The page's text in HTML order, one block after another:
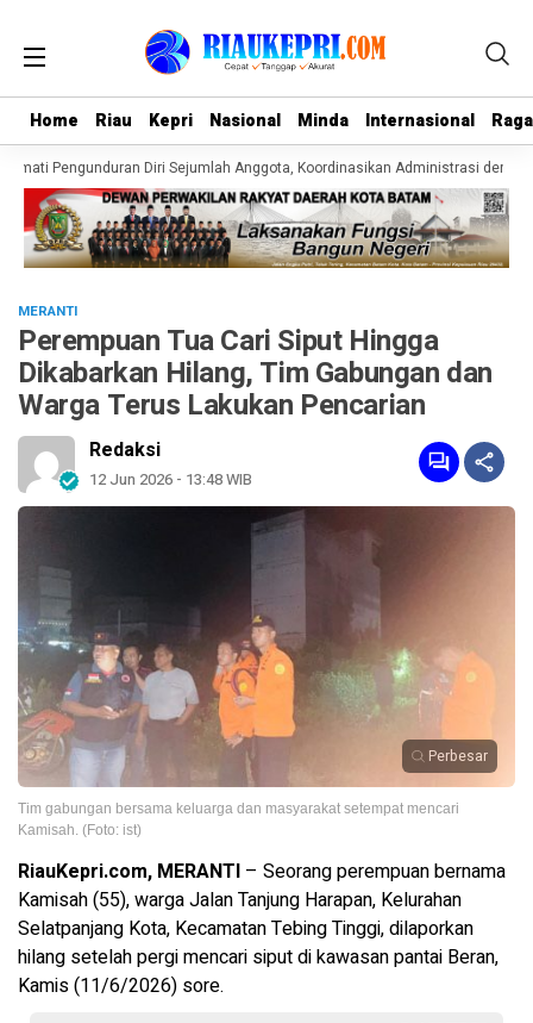
Home Riau Kepri Nasional Minda Internasional
Home Riau Kepri Nasional Minda Internasional
Pengunduran Diri Sejumlah Anggota, Koordinasikan Administrasi dengan
MERANTI
Perempuan Tua Cari Siput Hingga
Dikabarkan Hilang, Tim Gabungan dan
Warga Terus Lakukan Pencarian
Redaksi
12 Jun 2026 - 13:48 WIB
Perbesar
Tim gabungan bersama keluarga dan masyarakat setempat mencari
Kamisah. (Foto: ist)
RiauKepri.com, MERANTI – Seorang perempuan bernama
Kamisah (55), warga Jalan Tanjung Harapan, Kelurahan
Selatpanjang Kota, Kecamatan Tebing Tinggi, dilaporkan
hilang setelah pergi mencari siput di kawasan pantai Beran,
Kamis (11/6/2026) sore.